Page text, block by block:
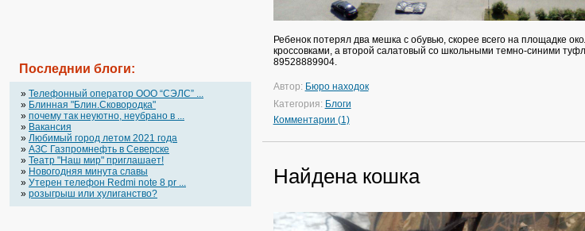
Последнии блоги:
» Телефонный оператор OOO “СЭЛС” ...
» Блинная "Блин.Сковородка"
» почему так неуютно, неубрано в ...
» Вакансия
» Любимый город летом 2021 года
» АЗС Газпромнефть в Северске
» Театр "Наш мир" приглашает!
» Новогодняя минута славы
» Утерен телефон Redmi note 8 pr ...
» розыгрыш или хулиганство?
Ребенок потерял два мешка с обувью, скорее всего на площадке
кроссовками, а второй салатовый со школьными темно-синими
89528889904.
Автор: Бюро находок
Категория: Блоги
Комментарии (1)
Найдена кошка